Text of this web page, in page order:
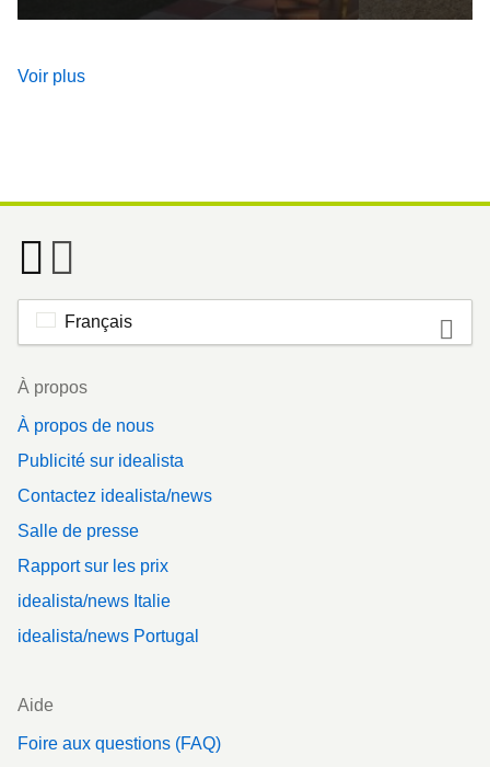
Voir plus
Français
Footer
À propos
À propos de nous
Publicité sur idealista
Contactez idealista/news
Salle de presse
Rapport sur les prix
idealista/news Italie
idealista/news Portugal
Aide
Foire aux questions (FAQ)